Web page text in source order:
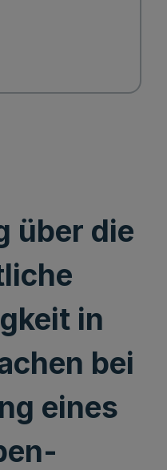
über die
in
bei
eines